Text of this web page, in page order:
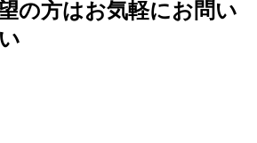
の方はお気軽にお問い